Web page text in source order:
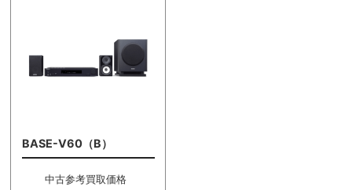
BASE-V60（B）
中古参考買取価格